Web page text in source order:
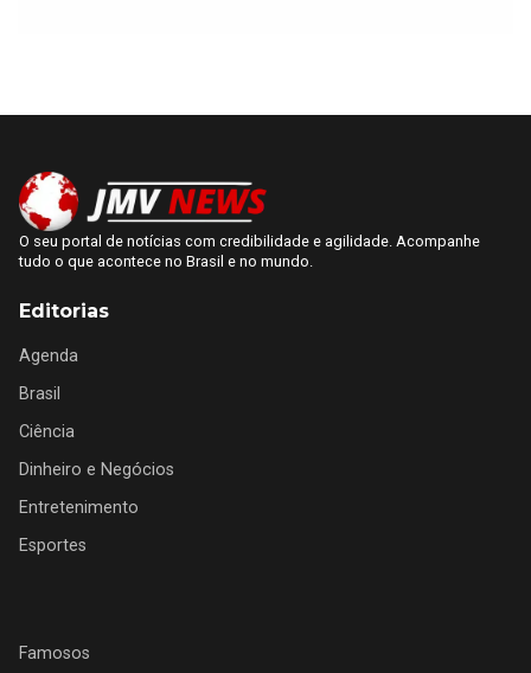
O seu portal de notícias com credibilidade e agilidade. Acompanhe
tudo o que acontece no Brasil e no mundo.
Editorias
Agenda
Brasil
Ciência
Dinheiro e Negócios
Entretenimento
Esportes
Famosos